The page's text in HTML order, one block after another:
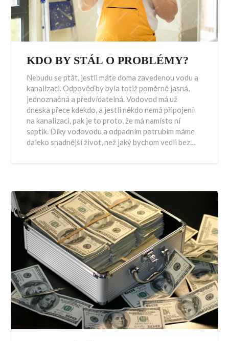
KDO BY STÁL O PROBLÉMY?
Nebudu se ptát, jestli máte doma zavedenou vodu a
kanalizaci. Odpověď by byla totiž poměrně jasná,
jednoznačná a předvídatelná. Vodovod má už
dneska přece kdekdo, a jestli někdo nemá připojení
na kanalizaci, pak je to proto, že má namísto ní
septik. Díky vodovodu a odpadním potrubím máme
daleko snadnější život, než jaký bychom vedli bez…